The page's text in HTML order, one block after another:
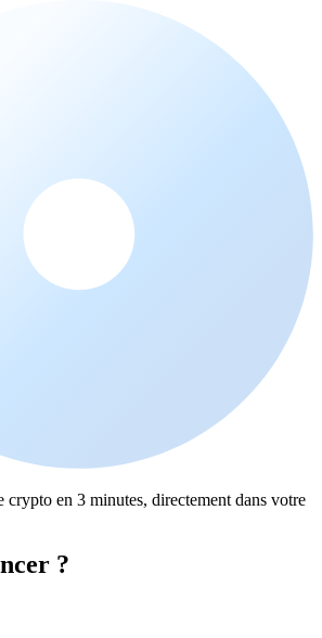
crypto en 3 minutes, directement dans votre
?